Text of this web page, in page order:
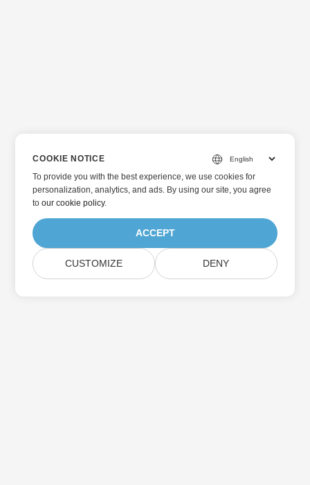
COOKIE NOTICE
To provide you with the best experience, we use cookies for
personalization, analytics, and ads. By using our site, you agree
toour cookie policy.
ACCEPT
CUSTOMIZE DENY